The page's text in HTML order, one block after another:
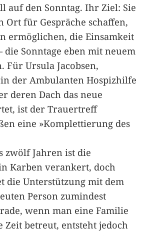
auf den Sonntag. Ihr Ziel: Sie
Ort für Gespräche schaffen,
ermöglichen, die Einsamkeit
die Sonntage eben mit neuem
Für Ursula Jacobsen,
der Ambulanten Hospizhilfe
deren Dach das neue
ist der Trauertreff
eine »Komplettierung des
zwölf Jahren ist die
Karben verankert, doch
die Unterstützung mit dem
Person zumindest
wenn man eine Familie
Zeit betreut, entsteht jedoch